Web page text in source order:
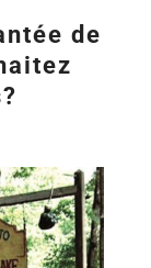
de